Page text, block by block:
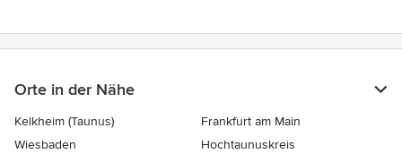
Orte in der Nähe
Kelkheim (Taunus)
Frankfurt am Main
Wiesbaden
Hochtaunuskreis